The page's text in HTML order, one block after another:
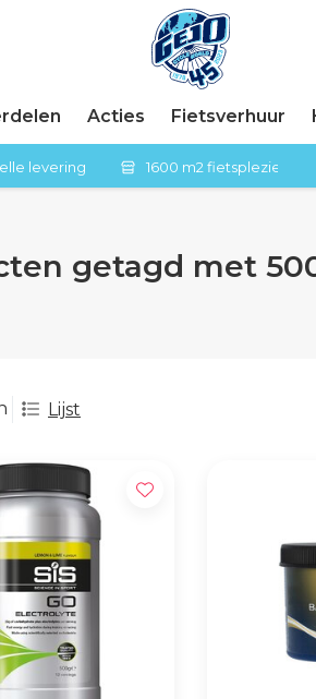
Acties Fietsverhuur
levering 1600 m2 fietsplezier in
getagd met
Lijst